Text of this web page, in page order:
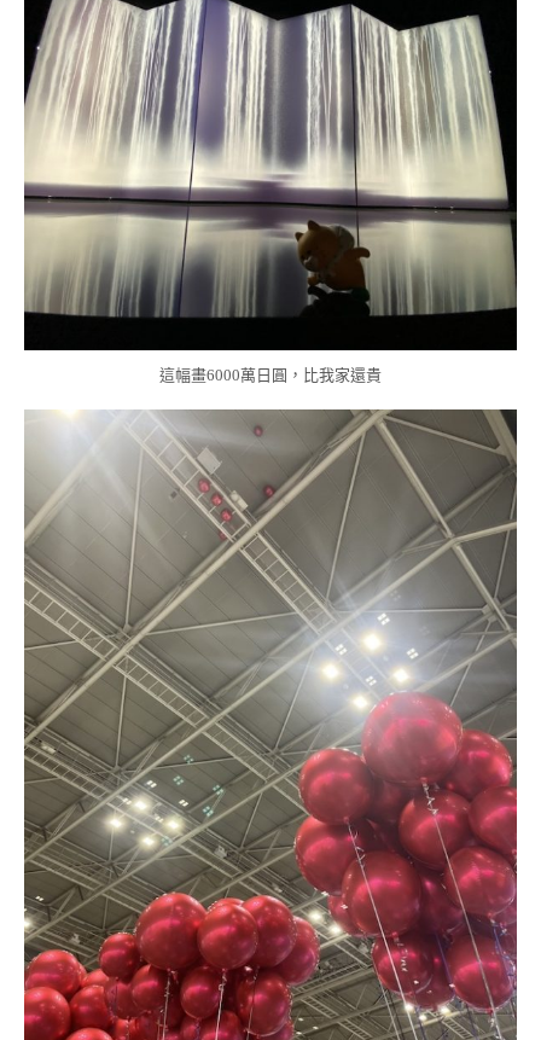
這幅畫6000萬日圓，比我家還貴